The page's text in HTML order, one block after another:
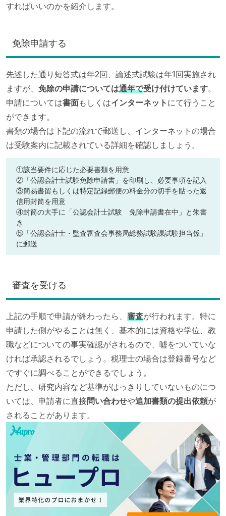
すればいいのかを紹介します。
免除申請する
先述した通り短答式は年2回、論述式試験は年1回実施され
ますが、 免除の申請については通年で受け付けています。
申請については書面もしくはインターネット にて行うこと
ができます。
書類の場合は下記の流れで郵送し、インターネットの場合
は受験案内に記載されている詳細を確認しましょう。
①該当要件に応じた必要書類を用意
②「公認会計士試験免除申請書」を印刷し、必要事項を記入
③簡易書留もしくは特定記録郵便の料金分の切手を貼った返
信用封筒を用意
④封筒の大手に「公認会計士試験 免除申請書在中」と朱書
き
⑤「公認会計士・監査審査会事務局総務試験課試験担当係」
に郵送
審査を受ける
上記の手順で申請が終わったら、 審査が行われます。特に
申請した側がやることは無く、基本的には資格や学位、教
職などについての事実確認がされるので、嘘をついていな
ければ承認されるでしょう。税理士の場合は登録番号など
ですぐに調べることができるでしょう。
ただし、研究内容など基準がはっきりしていないものにつ
いては、申請者に直接問い合わせや追加書類の提出依頼が
されることがあります。